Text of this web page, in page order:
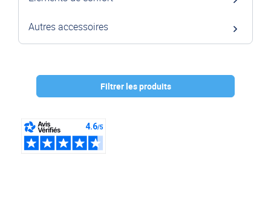
Filtrer les produits
GEMINI (3)
Autres accessoires